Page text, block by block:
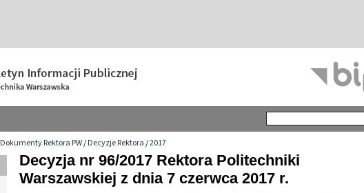
Dokumenty Rektora PW/Decyzje Rektora/2017
Decyzja nr 96/2017 Rektora Politechniki
Warszawskiej z dnia 7 czerwca 2017 r.